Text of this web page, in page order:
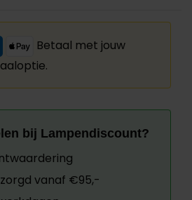
Betaal met jouw
bij Lampendiscount?
vanaf €95,-